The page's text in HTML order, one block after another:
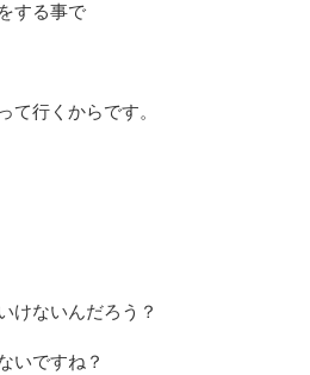
する事で
て行くからです。
けないんだろう？
いですね？